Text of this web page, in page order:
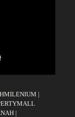
|
|